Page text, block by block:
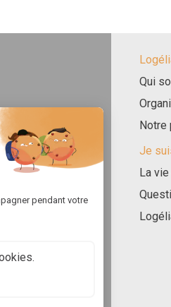
Qui
Notre
Je
La